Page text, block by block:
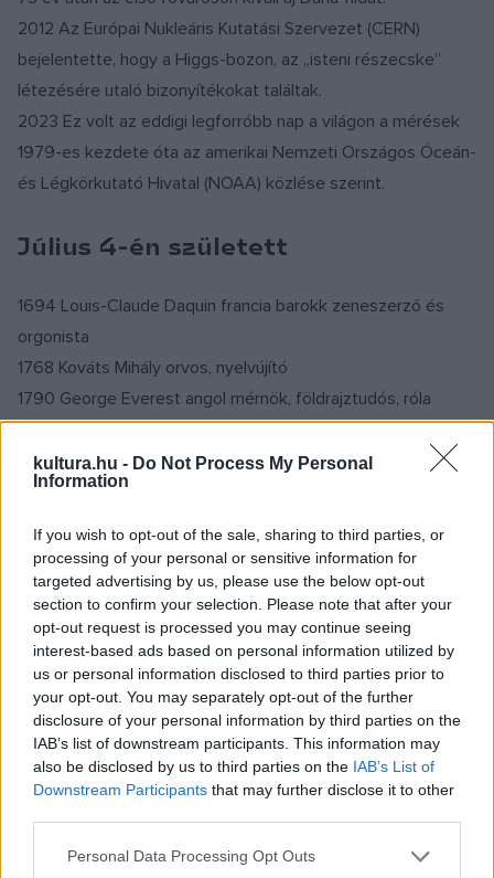
kultura.hu - Do Not Process My Personal
Information
If you wish to opt-out of the sale, sharing to third parties, or
processing of your personal or sensitive information for
targeted advertising by us, please use the below opt-out
section to confirm your selection. Please note that after your
opt-out request is processed you may continue seeing
interest-based ads based on personal information utilized by
us or personal information disclosed to third parties prior to
your opt-out. You may separately opt-out of the further
disclosure of your personal information by third parties on the
IAB’s list of downstream participants. This information may
also be disclosed by us to third parties on the IAB’s List of
Downstream Participants that may further disclose it to other
Please note that this website/app uses one or more Google
Personal Data Processing Opt Outs
2012 Az Európai Nukleáris Kutatási Szervezet (CERN)
bejelentette, hogy a Higgs-bozon, az „isteni részecske”
létezésére utaló bizonyítékokat találtak.
2023 Ez volt az eddigi legforróbb nap a világon a mérések
1979-es kezdete óta az amerikai Nemzeti Országos Óceán-
és Légkörkutató Hivatal (NOAA) közlése szerint.
Július 4-én született
1694 Louis-Claude Daquin francia barokk zeneszerző és
orgonista
1768 Kováts Mihály orvos, nyelvújító
1790 George Everest angol mérnök, földrajztudós, róla
nevezték el a Föld legmagasabb hegycsúcsát
1804 Nathaniel Hawthorne amerikai elbeszélő, író
1807Giuseppe Garibaldi
1845Szinyei Merse Pálfestő, a magyar plein air festészet
megteremtője
1849 Bánóczi József filozófus, irodalomtörténész,
akadémikus
1854 Victor Babeş román orvos, bakteriológus, a kolozsvári
Babeş–Bolyai Tudományegyetem egyik névadója
1872 Calvin Coolidge amerikai politikus, 1923–29 között az
Egyesült Államok 30. elnöke
1896 Holenda Barnabás Benedek-rendi pap, tanár, a
Szervátiusz Jenőromániai magyar szobrász